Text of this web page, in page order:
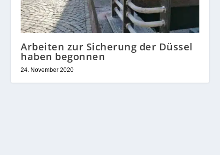
Arbeiten zur Sicherung der Düssel
haben begonnen
24. November 2020